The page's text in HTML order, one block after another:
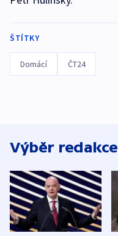
ŠTÍTKY
Domácí ČT24
Výběr redakce